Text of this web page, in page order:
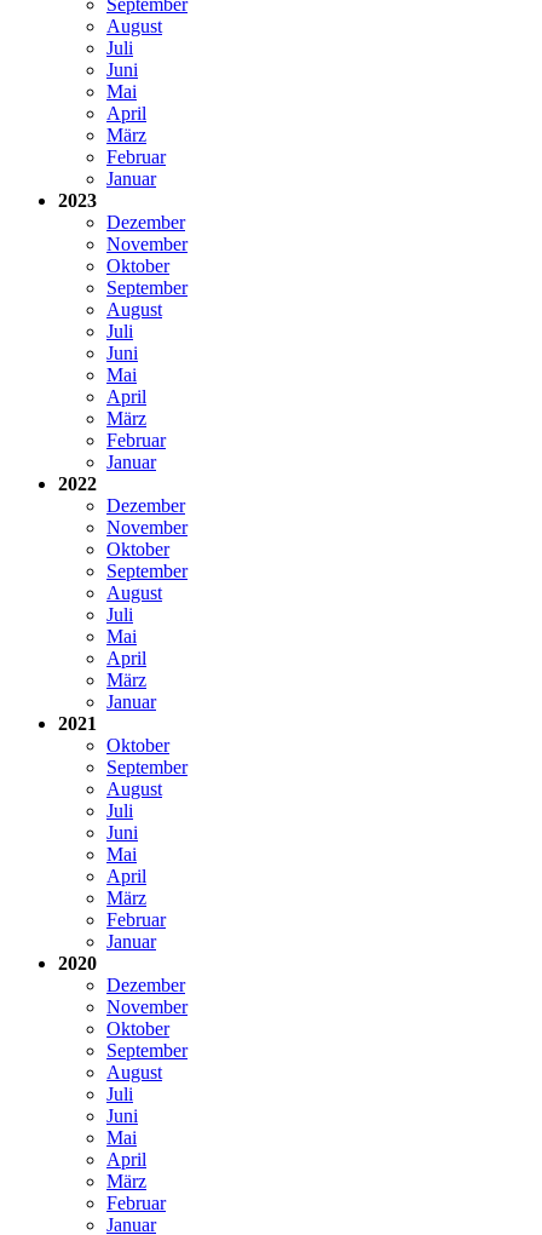
August
Juli
Juni
Mai
April
März
Februar
Januar
2023
Dezember
November
Oktober
September
August
Juli
Juni
Mai
April
März
Februar
Januar
2022
Dezember
November
Oktober
September
August
Juli
Mai
April
März
Januar
2021
Oktober
September
August
Juli
Juni
Mai
April
März
Februar
Januar
2020
Dezember
November
Oktober
September
August
Juli
Juni
Mai
April
März
Februar
Januar